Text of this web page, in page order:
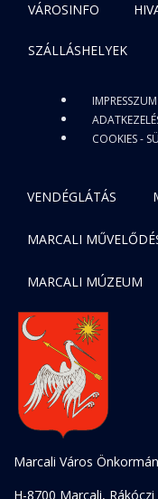
VÁROSINFO
SZÁLLÁSHELYEK
IMPRESSZUM
COOKIES -
VENDÉGLÁTÁS
MARCALI
MARCALI MÚZEUM
Marcali Város
H-8700 Marcali, Rákóczi